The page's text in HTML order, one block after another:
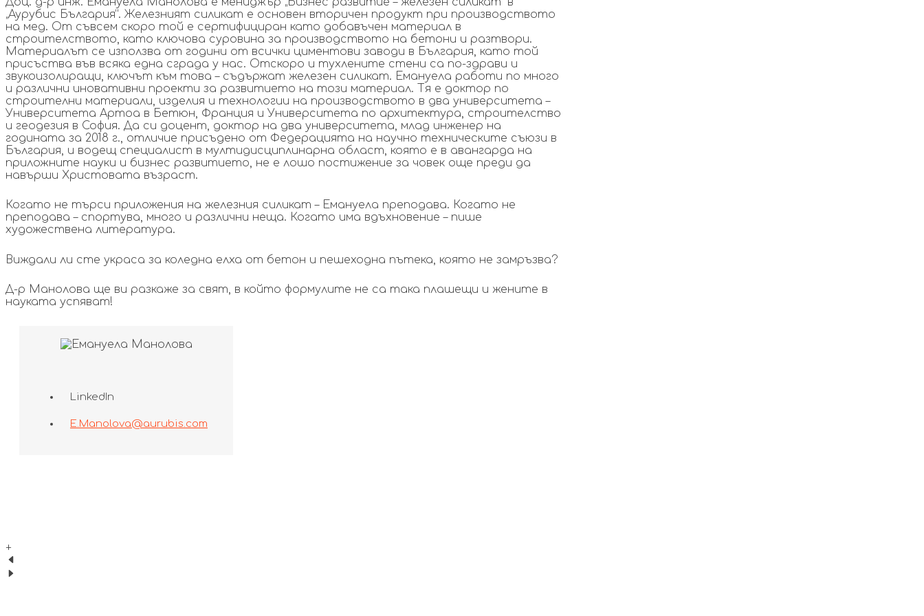
„Аурубис България“. Железният силикат е основен вторичен продукт при производството
на мед. От съвсем скоро той е сертифициран като добавъчен материал в
строителството, като ключова суровина за производството на бетони и разтвори.
Материалът се използва от години от всички циментови заводи в България, като той
присъства във всяка една сграда у нас. Отскоро и тухлените стени са по-здрави и
звукоизолиращи, ключът към това – съдържат железен силикат. Емануела работи по много
и различни иновативни проекти за развитието на този материал. Тя е доктор по
строителни материали, изделия и технологии на производството в два университета –
Университета Артоа в Бетюн, Франция и Университета по архитектура, строителство
и геодезия в София. Да си доцент, доктор на два университета, млад инженер на
годината за 2018 г., отличие присъдено от Федерацията на научно техническите съюзи в
България, и водещ специалист в мултидисциплинарна област, която е в авангарда на
приложните науки и бизнес развитието, не е лошо постижение за човек още преди да
навърши Христовата възраст.
Когато не търси приложения на железния силикат – Емануела преподава. Когато не
преподава – спортува, много и различни неща. Когато има вдъхновение – пише
художествена литература.
Виждали ли сте украса за коледна елха от бетон и пешеходна пътека, която не замръзва?
Д-р Манолова ще ви разкаже за свят, в който формулите не са така плашещи и жените в
науката успяват!
LinkedIn
E.Manolova@aurubis.com
+